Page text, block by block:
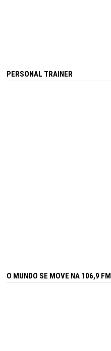
PERSONAL TRAINER
O MUNDO SE MOVE NA 106,9 FM